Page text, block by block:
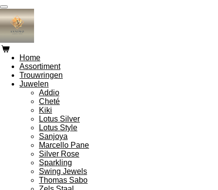
Ga
direct
naar
de
hoofdinhoud
Home
Assortiment
Trouwringen
Juwelen
Addio
Cheté
Kiki
Lotus Silver
Lotus Style
Sanjoya
Marcello Pane
Silver Rose
Sparkling
Swing Jewels
Thomas Sabo